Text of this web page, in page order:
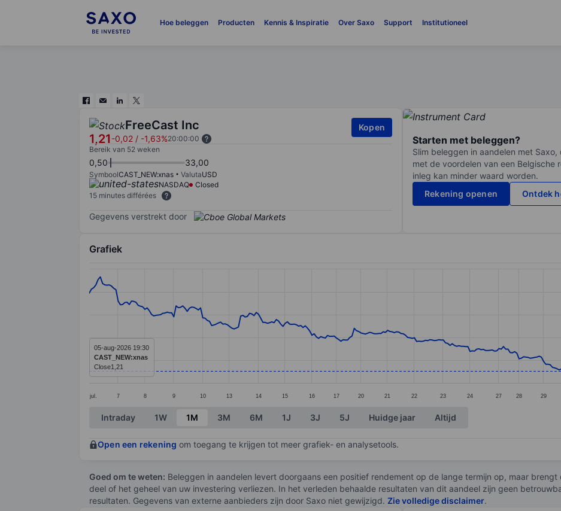
Hoe beleggen Producten Kennis & Inspiratie Over Saxo Support Institutioneel
FreeCast Inc
1,21-0,02 / -1,63%20:00:00
Kopen
Bereik van 52 weken
0,50 33,00
SymboolCAST_NEW:xnas ValutaUSD
NASDAQ
Closed
15 minutes différées
Gegevens verstrekt door
Starten met beleggen?
Slim beleggen in aandelen met
met de voordelen van een Belgische
inleg kan minder waard worden.
Rekening openen
Ontdek
Grafiek
Line chart with 276 data points.
The chart has 1 X axis displaying categories.
The chart has 1 Y axis displaying values. Data ranges from 1.17 to 4.53.
jul. 7 8 9 10 13 14 15 16 17 20 21 22 23 24 27 28 29
05-aug-2026 19:30
CAST_NEW:xnas
Close1,21
End of interactive chart.
Intraday 1W 1M 3M 6M 1J 3J 5J Huidge jaar Altijd
Open een rekening om toegang te krijgen tot meer grafiek- en analysetools.
Goed om te weten: Beleggen in aandelen levert doorgaans een positief rendement op de lange termijn op, maar
deel of het geheel van uw investering verliezen. In het verleden behaalde resultaten van dit aandeel zijn geen
resultaten. Gegevens van externe aanbieders zijn door Saxo niet gewijzigd. Zie volledige disclaimer.